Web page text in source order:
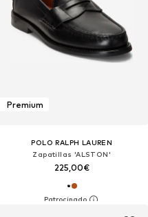
Premium
POLO RALPH LAUREN
Zapatillas 'ALSTON'
225,00€